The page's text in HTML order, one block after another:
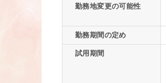
勤務地変更の可能性
勤務期間の定め
試用期間